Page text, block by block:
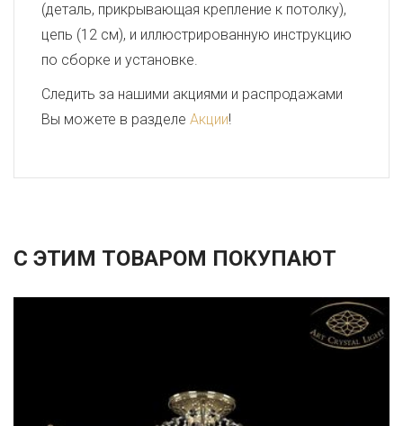
(деталь, прикрывающая крепление к потолку),
цепь (12 см), и иллюстрированную инструкцию
по сборке и установке.
Следить за нашими акциями и распродажами
Вы можете в разделе Акции!
С ЭТИМ ТОВАРОМ ПОКУПАЮТ